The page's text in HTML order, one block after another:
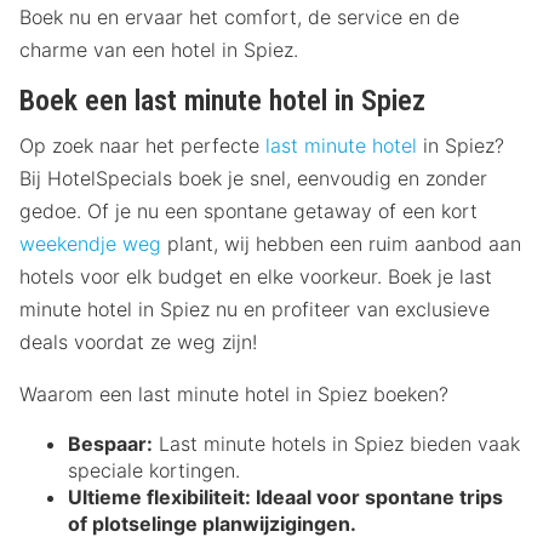
Boek nu en ervaar het comfort, de service en de
charme van een hotel in Spiez.
Boek een last minute hotel in Spiez
Op zoek naar het perfecte last minute hotel in Spiez?
Bij HotelSpecials boek je snel, eenvoudig en zonder
gedoe. Of je nu een spontane getaway of een kort
weekendje weg plant, wij hebben een ruim aanbod aan
hotels voor elk budget en elke voorkeur. Boek je last
minute hotel in Spiez nu en profiteer van exclusieve
deals voordat ze weg zijn!
Waarom een last minute hotel in Spiez boeken?
Bespaar: Last minute hotels in Spiez bieden vaak
speciale kortingen.
Ultieme flexibiliteit: Ideaal voor spontane trips
of plotselinge planwijzigingen.